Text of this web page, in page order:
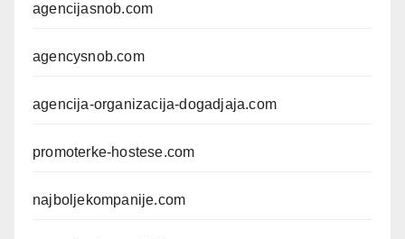
agencijasnob.com
agencysnob.com
agencija-organizacija-dogadjaja.com
promoterke-hostese.com
najboljekompanije.com